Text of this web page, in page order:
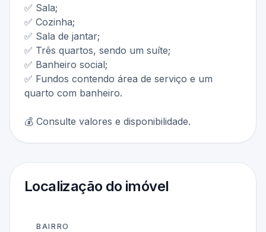
✅ Sala;
✅ Cozinha;
✅ Sala de jantar;
✅ Três quartos, sendo um suíte;
✅ Banheiro social;
✅ Fundos contendo área de serviço e um
quarto com banheiro.
💰 Consulte valores e disponibilidade.
Localização do imóvel
BAIRRO